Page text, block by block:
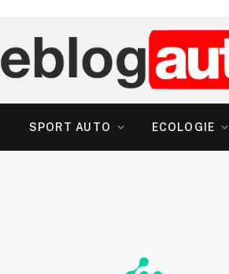
SPORT AUTO ECOLOGIE